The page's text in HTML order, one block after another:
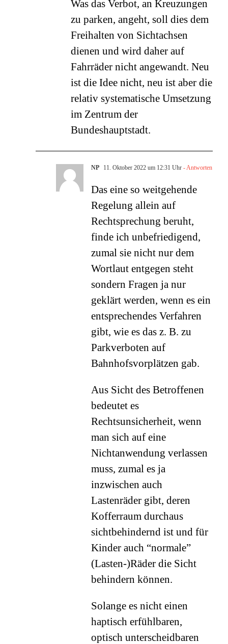
Was das Verbot, an Kreuzungen
zu parken, angeht, soll dies dem
Freihalten von Sichtachsen
dienen und wird daher auf
Fahrräder nicht angewandt. Neu
ist die Idee nicht, neu ist aber die
relativ systematische Umsetzung
im Zentrum der
Bundeshauptstadt.
NP 11. Oktober 2022 um 12:31 Uhr - Antworten
Das eine so weitgehende
Regelung allein auf
Rechtsprechung beruht,
finde ich unbefriedigend,
zumal sie nicht nur dem
Wortlaut entgegen steht
sondern Fragen ja nur
geklärt werden, wenn es ein
entsprechendes Verfahren
gibt, wie es das z. B. zu
Parkverboten auf
Bahnhofsvorplätzen gab.
Aus Sicht des Betroffenen
bedeutet es
Rechtsunsicherheit, wenn
man sich auf eine
Nichtanwendung verlassen
muss, zumal es ja
inzwischen auch
Lastenräder gibt, deren
Kofferraum durchaus
sichtbehindernd ist und für
Kinder auch “normale”
(Lasten-)Räder die Sicht
behindern können.
Solange es nicht einen
haptisch erfühlbaren,
optisch unterscheidbaren